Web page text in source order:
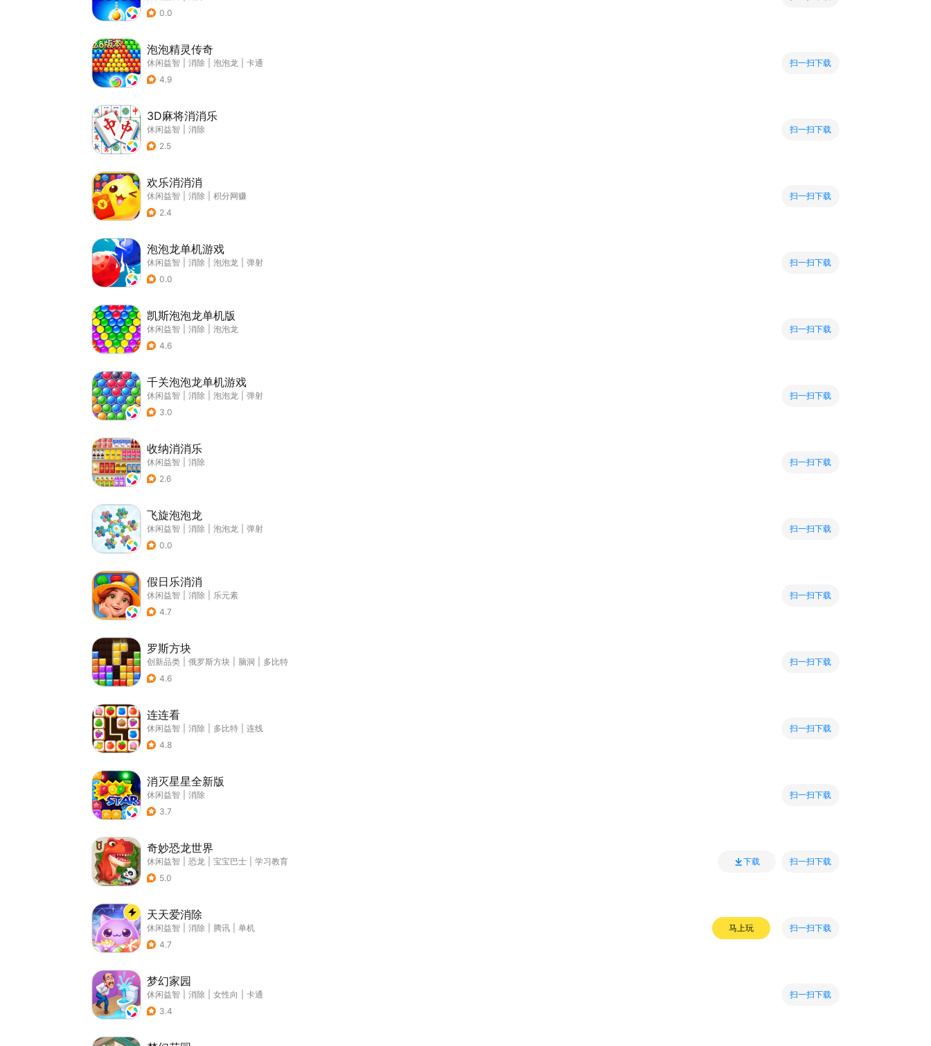
0.0
泡泡精灵传奇
休闲益智 消除 泡泡龙
卡通
4.9
扫一扫下载
3D麻将消消乐
休闲益智
消除
2.5
扫一扫下载
欢乐消消消
休闲益智 消除
积分网赚
2.4
扫一扫下载
泡泡龙单机游戏
休闲益智 消除 泡泡龙
弹射
0.0
扫一扫下载
凯斯泡泡龙单机版
休闲益智 消除
泡泡龙
4.6
扫一扫下载
千关泡泡龙单机游戏
休闲益智 消除 泡泡龙
弹射
3.0
扫一扫下载
收纳消消乐
休闲益智
消除
2.6
扫一扫下载
飞旋泡泡龙
休闲益智 消除 泡泡龙
弹射
0.0
扫一扫下载
假日乐消消
休闲益智 消除
乐元素
4.7
扫一扫下载
罗斯方块
创新品类 俄罗斯方块 脑洞
多比特
4.6
扫一扫下载
连连看
休闲益智 消除 多比特
连线
4.8
扫一扫下载
消灭星星全新版
休闲益智
消除
3.7
扫一扫下载
奇妙恐龙世界
休闲益智 恐龙 宝宝巴士
学习教育
5.0
下载 扫一扫下载
天天爱消除
休闲益智 消除 腾讯
单机
4.7
马上玩 扫一扫下载
梦幻家园
休闲益智 消除 女性向
卡通
3.4
扫一扫下载